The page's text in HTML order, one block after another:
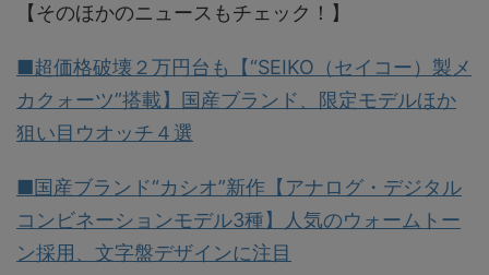
【そのほかのニュースもチェック！】
■超価格破壊２万円台も【“SEIKO（セイコー）製メ
カクォーツ”搭載】国産ブランド、限定モデルほか
狙い目ウオッチ４選
■国産ブランド“カシオ”新作【アナログ・デジタル
コンビネーションモデル3種】人気のウォームトー
ン採用、文字盤デザインに注目